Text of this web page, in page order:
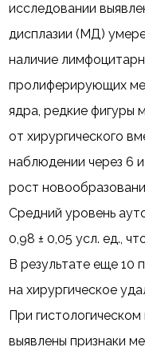
исследовании
дисплазии (МД)
наличие
пролиферирующих
ядра, редкие фигуры
от хирургического
наблюдении через 6
рост
Средний уровень
0,98 ± 0,05 усл. ед.,
В результате еще 10
на хирургическое
При
выявлены признаки